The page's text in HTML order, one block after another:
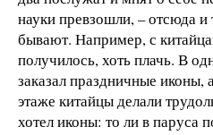
науки превзошли, – отсюда
бывают. Например, с
получилось, хоть плачь. В
заказал праздничные
этаже китайцы делали
хотел иконы: то ли в паруса